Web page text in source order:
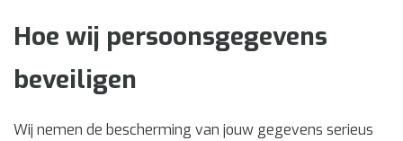
Hoe wij persoonsgegevens
beveiligen
Wij nemen de bescherming van jouw gegevens serieus